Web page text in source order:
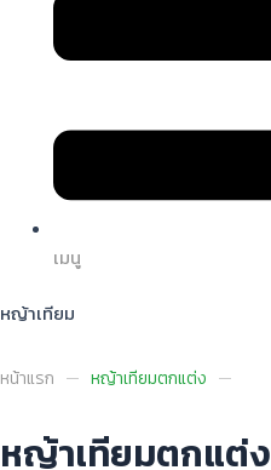
เมนู
หญ้าเทียม
หน้าแรก หญ้าเทียมตกแต่ง
หญ้าเทียมตกแต่ง